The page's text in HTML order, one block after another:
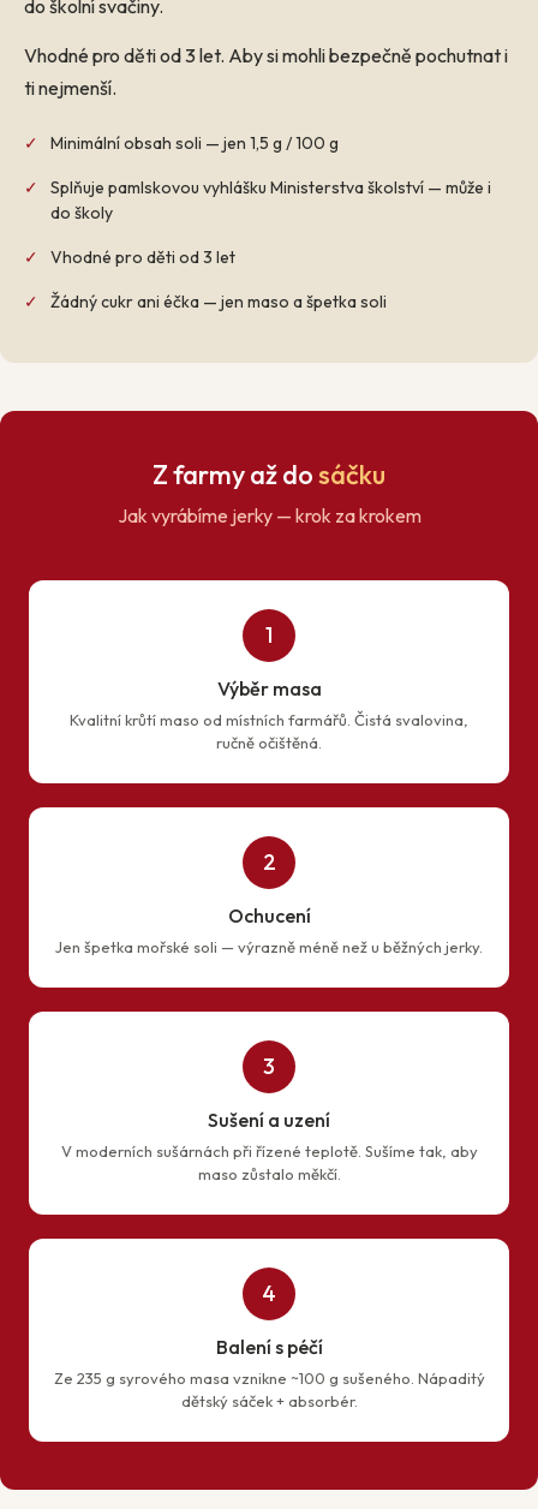
do školní svačiny.
Vhodné pro děti od 3 let. Aby si mohli bezpečně pochutnat i
ti nejmenší.
✓ Minimální obsah soli — jen 1,5 g / 100 g
✓
Splňuje pamlskovou vyhlášku Ministerstva školství — může i
do školy
✓ Vhodné pro děti od 3 let
✓ Žádný cukr ani éčka — jen maso a špetka soli
Z farmy až dosáčku
Jak vyrábíme jerky — krok za krokem
1
Výběr masa
Kvalitní krůtí maso od místních farmářů. Čistá svalovina,
ručně očištěná.
2
Ochucení
Jen špetka mořské soli — výrazně méně než u běžných jerky.
3
Sušení a uzení
V moderních sušárnách při řízené teplotě. Sušíme tak, aby
maso zůstalo měkčí.
4
Balení s péčí
Ze 235 g syrového masa vznikne ~100 g sušeného. Nápaditý
dětský sáček + absorbér.